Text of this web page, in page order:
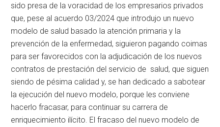
sido presa de la voracidad de los empresarios privados
que, pese al acuerdo 03/2024 que introdujo un nuevo
modelo de salud basado la atención primaria y la
prevención de la enfermedad, siguieron pagando coimas
para ser favorecidos con la adjudicación de los nuevos
contratos de prestación del servicio de salud, que siguen
siendo de pésima calidad y, se han dedicado a sabotear
la ejecución del nuevo modelo, porque les conviene
hacerlo fracasar, para continuar su carrera de
enriquecimiento ilícito. El fracaso del nuevo modelo de